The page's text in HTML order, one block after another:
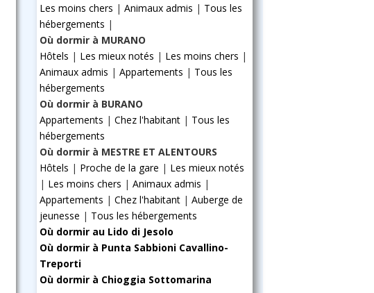
Les moins chers | Animaux admis | Tous les
hébergements |
Où dormir à MURANO
Hôtels | Les mieux notés | Les moins chers |
Animaux admis | Appartements | Tous les
hébergements
Où dormir à BURANO
Appartements | Chez l'habitant| Tous les
hébergements
Où dormir à MESTRE ET ALENTOURS
Hôtels | Proche de la gare | Les mieux notés
| Les moins chers | Animaux admis |
Appartements | Chez l'habitant| Auberge de
jeunesse | Tous les hébergements
Où dormir au Lido di Jesolo
Où dormir à Punta Sabbioni Cavallino-
Treporti
Où dormir à Chioggia Sottomarina